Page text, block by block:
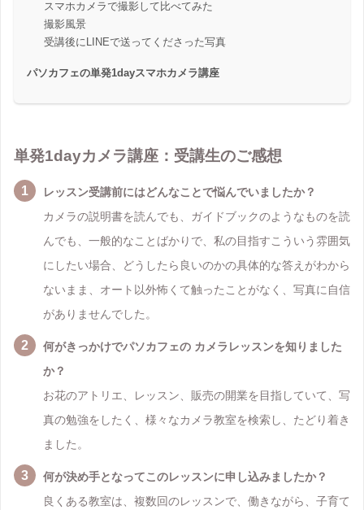
スマホカメラで撮影して比べてみた
撮影風景
受講後にLINEで送ってくださった写真
パソカフェの単発1dayスマホカメラ講座
単発1dayカメラ講座：受講生のご感想
レッスン受講前にはどんなことで悩んでいましたか？
カメラの説明書を読んでも、ガイドブックのようなものを読
んでも、一般的なことばかりで、私の目指すこういう雰囲気
にしたい場合、どうしたら良いのかの具体的な答えがわから
ないまま、オート以外怖くて触ったことがなく、写真に自信
がありませんでした。
何がきっかけでパソカフェの カメラレッスンを知りました
か？
お花のアトリエ、レッスン、販売の開業を目指していて、写
真の勉強をしたく、様々なカメラ教室を検索し、たどり着き
ました。
何が決め手となってこのレッスンに申し込みましたか？
良くある教室は、複数回のレッスンで、働きながら、子育て